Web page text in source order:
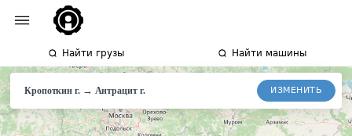
Найти грузы Найти машины
Кропоткин г.→ Антрацит г. ИЗМЕНИТЬ